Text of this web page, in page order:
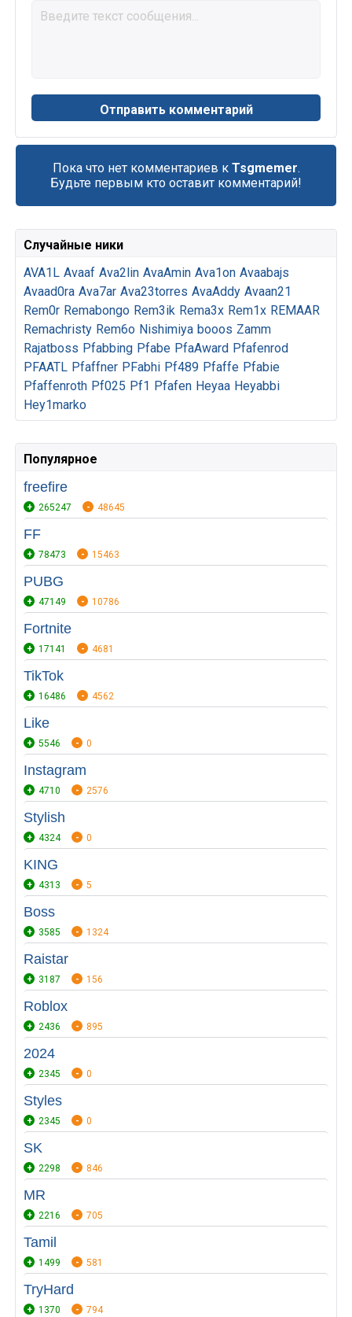
Пока что нет комментариев к Tsgmemer.
Будьте первым кто оставит комментарий!
Случайные ники
AVA1L Avaaf Ava2lin AvaAmin Ava1on Avaabajs
Avaad0ra Ava7ar Ava23torres AvaAddy Avaan21
Rem0r Remabongo Rem3ik Rema3x Rem1x REMAAR
Remachristy Rem6o Nishimiya booos Zamm
Rajatboss Pfabbing Pfabe PfaAward Pfafenrod
PFAATL Pfaffner PFabhi Pf489 Pfaffe Pfabie
Pfaffenroth Pf025 Pf1 Pfafen Heyaa Heyabbi
Hey1marko
Популярное
freefire
265247 48645
FF
78473 15463
PUBG
47149 10786
Fortnite
17141 4681
TikTok
16486 4562
Like
5546 0
Instagram
4710 2576
Stylish
4324 0
KING
4313 5
Boss
3585 1324
Raistar
3187 156
Roblox
2436 895
2024
2345 0
Styles
2345 0
SK
2298 846
MR
2216 705
Tamil
1499 581
TryHard
1370 794